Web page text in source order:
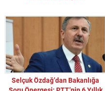
Selçuk Özdağ’dan Bakanlığa